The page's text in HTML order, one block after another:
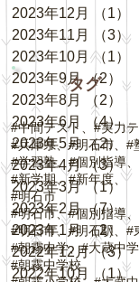
2023年12月
（1）
2023年11月
（3）
2023年10月 （1）
2023年9月 （2） 2
2023年8月
（2）
2
2023年6月
（4）4
2023年5月 （2）
2
2023年4月 （3）3
2023年3月 （1）
2023年2月 （7）7
2023年1月 （2）
2
2022年12月 （3）
2022年10月
（1）
タグ
#新学期、#新年度、
#明石市
#朝霧中学、#大蔵中学
#朝霧中学校